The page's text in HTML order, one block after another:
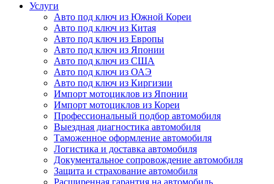
Услуги
Авто под ключ из Южной Кореи
Авто под ключ из Китая
Авто под ключ из Европы
Авто под ключ из Японии
Авто под ключ из США
Авто под ключ из ОАЭ
Авто под ключ из Киргизии
Импорт мотоциклов из Японии
Импорт мотоциклов из Кореи
Профессиональный подбор автомобиля
Выездная диагностика автомобиля
Таможенное оформление автомобиля
Логистика и доставка автомобиля
Документальное сопровождение автомобиля
Защита и страхование автомобиля
Расширенная гарантия на автомобиль